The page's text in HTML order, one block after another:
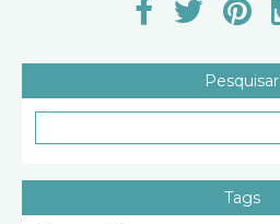
Pesquisar
Tags